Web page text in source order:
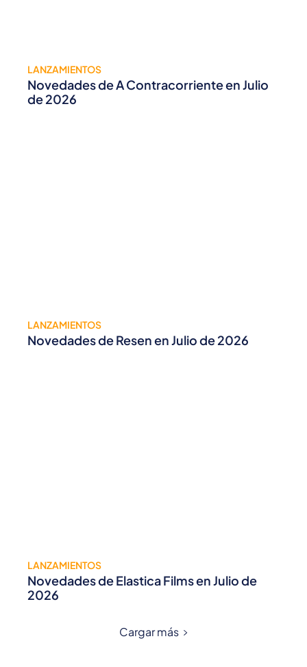
LANZAMIENTOS
Novedades de A Contracorriente en Julio
de 2026
LANZAMIENTOS
Novedades de Resen en Julio de 2026
LANZAMIENTOS
Novedades de Elastica Films en Julio de
2026
Cargar más